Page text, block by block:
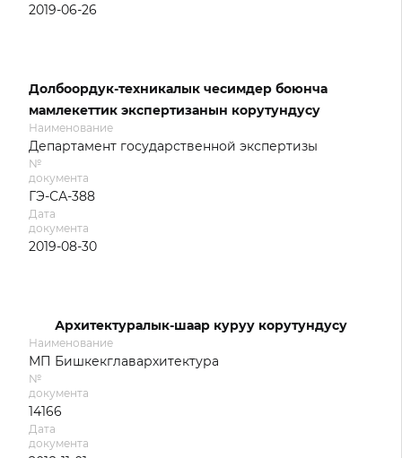
2019-06-26
Долбоордук-техникалык чесимдер боюнча
мамлекеттик экспертизанын корутундусу
Наименование
Департамент государственной экспертизы
№
документа
ГЭ-СА-388
Дата
документа
2019-08-30
Архитектуралык-шаар куруу корутундусу
Наименование
МП Бишкекглавархитектура
№
документа
14166
Дата
документа